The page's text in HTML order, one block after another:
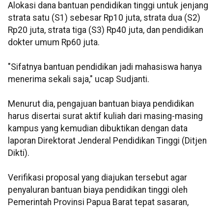
Alokasi dana bantuan pendidikan tinggi untuk jenjang
strata satu (S1) sebesar Rp10 juta, strata dua (S2)
Rp20 juta, strata tiga (S3) Rp40 juta, dan pendidikan
dokter umum Rp60 juta.
"Sifatnya bantuan pendidikan jadi mahasiswa hanya
menerima sekali saja," ucap Sudjanti.
Menurut dia, pengajuan bantuan biaya pendidikan
harus disertai surat aktif kuliah dari masing-masing
kampus yang kemudian dibuktikan dengan data
laporan Direktorat Jenderal Pendidikan Tinggi (Ditjen
Dikti).
Verifikasi proposal yang diajukan tersebut agar
penyaluran bantuan biaya pendidikan tinggi oleh
Pemerintah Provinsi Papua Barat tepat sasaran,